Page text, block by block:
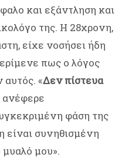
και εξάντληση και
της. Η 28χρονη,
είχε νοσήσει ήδη
πως ο λόγος
αυτός. «Δεν πίστευα
ανέφερε
φάση της
συνηθισμένη
μου».